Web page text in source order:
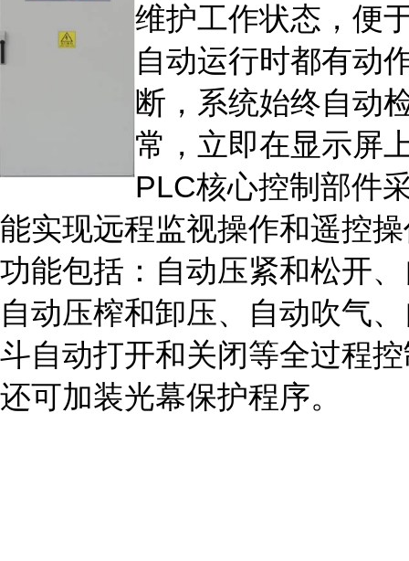
维护工作状态，便
自动运行时都有动
断，系统始终自动
常，立即在显示屏
PLC核心控制部件
能实现远程监视操作和遥控
功能包括：自动压紧和松开
自动压榨和卸压、自动吹气
斗自动打开和关闭等全过程
还可加装光幕保护程序。